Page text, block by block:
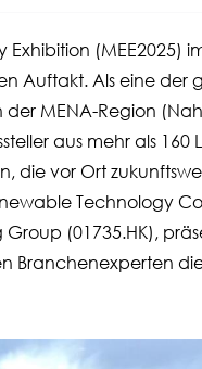
(MEE2025)
Auftakt. Als eine der
MENA-Region
aus mehr als 160
die vor Ort
Technology
(01735.HK),
Branchenexperten